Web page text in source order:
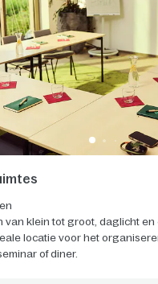
van klein tot groot, daglicht
locatie voor het
of diner.